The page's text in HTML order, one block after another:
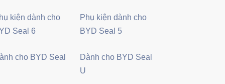
kiện dành cho
Seal 6
Phụ kiện dành cho
BYD Seal 5
cho BYD Seal
Dành cho BYD Seal
U